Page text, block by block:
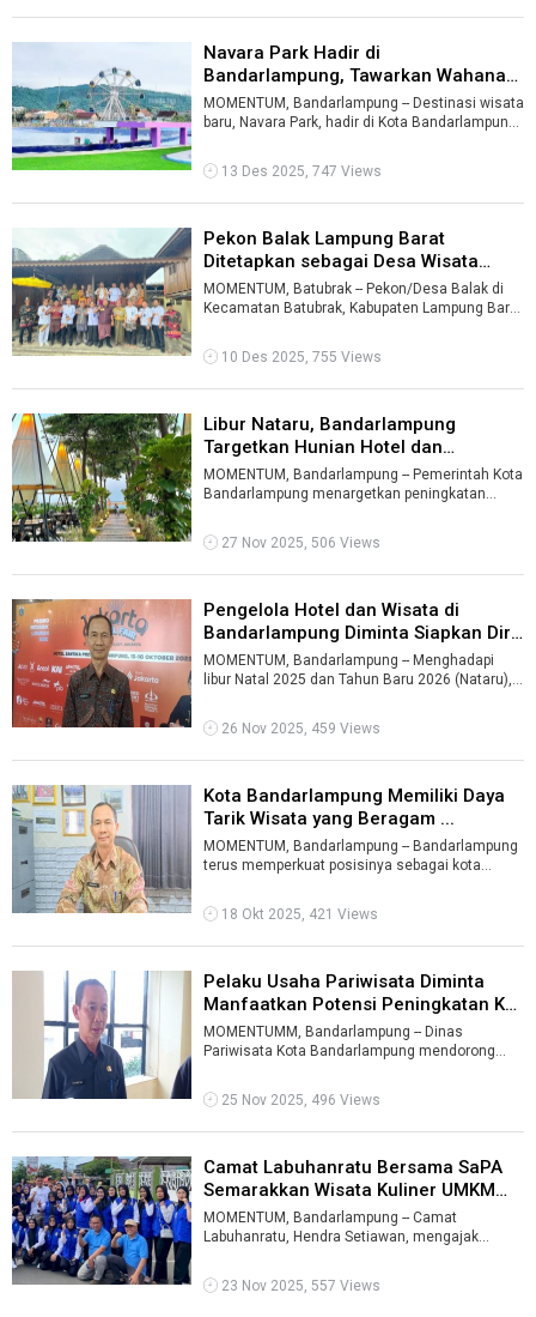
Navara Park Hadir di
Bandarlampung, Tawarkan Wahana
Wisata Keluar ...
MOMENTUM, Bandarlampung -- Destinasi wisata
baru, Navara Park, hadir di Kota Bandarlampung.
13 Des 2025, 747 Views
Pekon Balak Lampung Barat
Ditetapkan sebagai Desa Wisata
Budaya ...
MOMENTUM, Batubrak -- Pekon/Desa Balak di
Kecamatan Batubrak, Kabupaten Lampung Barat
10 Des 2025, 755 Views
Libur Nataru, Bandarlampung
Targetkan Hunian Hotel dan
Kunjungan ...
MOMENTUM, Bandarlampung -- Pemerintah Kota
Bandarlampung menargetkan peningkatan
...
27 Nov 2025, 506 Views
Pengelola Hotel dan Wisata di
Bandarlampung Diminta Siapkan Diri
...
MOMENTUM, Bandarlampung -- Menghadapi
libur Natal 2025 dan Tahun Baru 2026 (Nataru),
26 Nov 2025, 459 Views
Kota Bandarlampung Memiliki Daya
Tarik Wisata yang Beragam ...
MOMENTUM, Bandarlampung -- Bandarlampung
terus memperkuat posisinya sebagai kota
18 Okt 2025, 421 Views
Pelaku Usaha Pariwisata Diminta
Manfaatkan Potensi Peningkatan Ku
...
MOMENTUMM, Bandarlampung -- Dinas
Pariwisata Kota Bandarlampung mendorong
potensi penin ...
25 Nov 2025, 496 Views
Camat Labuhanratu Bersama SaPA
Semarakkan Wisata Kuliner UMKM
Bun ...
MOMENTUM, Bandarlampung -- Camat
Labuhanratu, Hendra Setiawan, mengajak
kuli ...
23 Nov 2025, 557 Views